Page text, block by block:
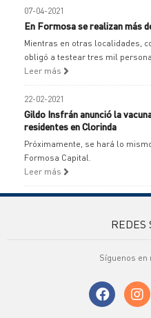
07-04-2021
En Formosa se realizan más
Mientras en otras localidades,
obligó a testear tres mil
Leer más
22-02-2021
Gildo Insfrán anunció la
residentes en Clorinda
Próximamente, se hará lo
Formosa Capital.
Leer más
REDES
Síguenos